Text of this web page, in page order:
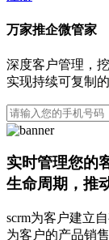
万家推企微管家
深度客户管理，
实现持续可复制
实时管理您的
生命周期，推
scrm为客户建立
为客户的产品销